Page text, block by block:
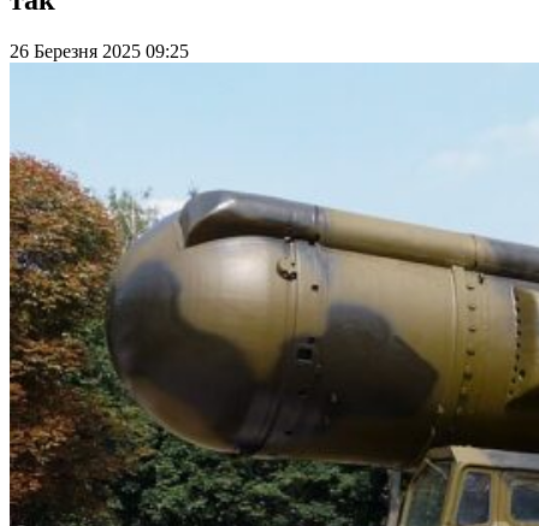
26 Березня 2025 09:25